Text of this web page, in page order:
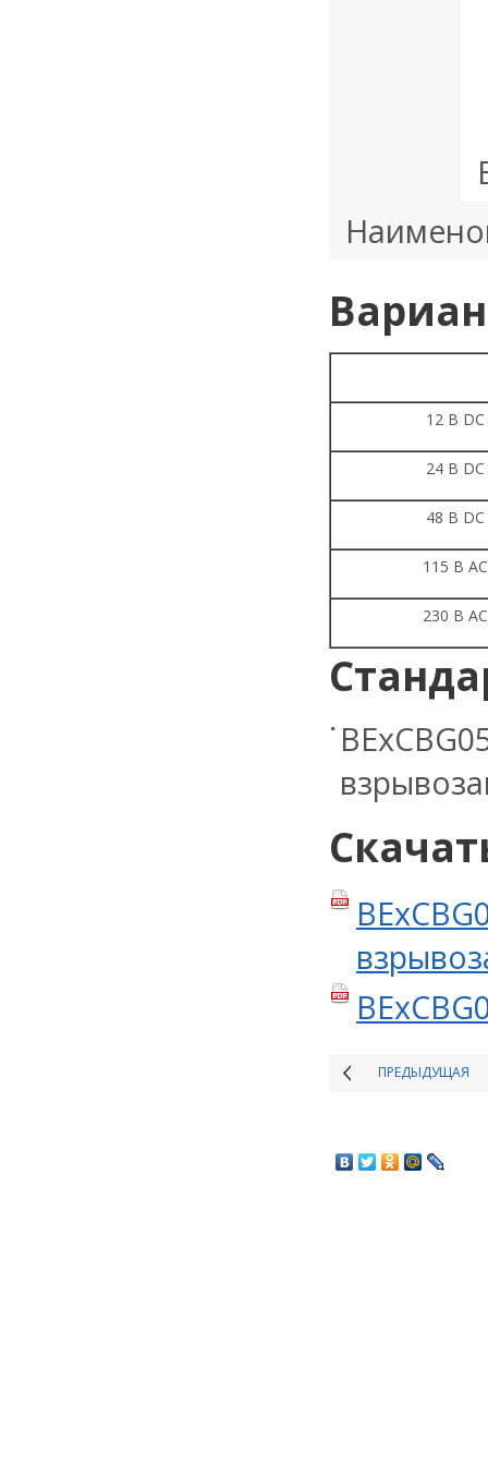
12 В DC
24 В DC
48 В DC
115 В AC
230 В AC
ПРЕДЫДУЩАЯ